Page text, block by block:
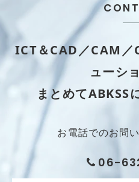
ICT＆CAD／CAM／
ューシ
まとめてABKSS
お電話でのお問
06-